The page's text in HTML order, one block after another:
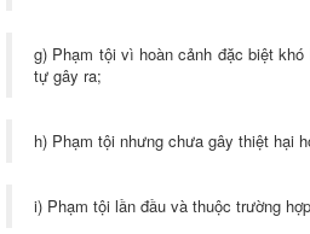
g) Phạm tội vì hoàn cảnh đặc biệt
tự gây ra;
h) Phạm tội nhưng chưa gây thiệt hại
i) Phạm tội lần đầu và thuộc trường